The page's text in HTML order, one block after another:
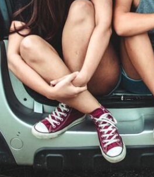
02/02/2024 Sigo Travelling
ở miền Bắc những ngày này,
vời nhỉ? Trong bài viết này
nha!